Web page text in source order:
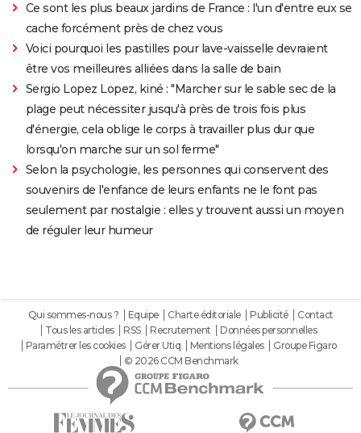
Ce sont les plus beaux jardins de France : l'un d'entre eux se
cache forcément près de chez vous
Voici pourquoi les pastilles pour lave-vaisselle devraient
être vos meilleures alliées dans la salle de bain
Sergio Lopez Lopez, kiné : "Marcher sur le sable sec de la
plage peut nécessiter jusqu'à près de trois fois plus
d'énergie, cela oblige le corps à travailler plus dur que
lorsqu'on marche sur un sol ferme"
Selon la psychologie, les personnes qui conservent des
souvenirs de l'enfance de leurs enfants ne le font pas
seulement par nostalgie : elles y trouvent aussi un moyen
de réguler leur humeur
Qui sommes-nous ? Equipe Charte éditoriale Publicité
Contact
Tous les articles
RSS Recrutement
Données personnelles
Paramétrer les cookies
Gérer Utiq Mentions légales
Groupe Figaro
© 2026 CCM Benchmark